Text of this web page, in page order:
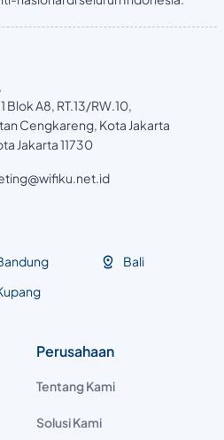
Blok A8, RT.13/RW.10,
Cengkareng, Kota Jakarta
Jakarta 11730
Bali
Perusahaan
Tentang Kami
Solusi Kami